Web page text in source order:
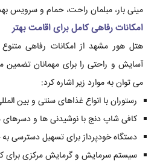
مینی بار، مبلمان راحت، حمام و سرویس
امکانات رفاهی کامل برای اقامت بهتر
هتل هور مشهد از امکانات رفاهی
آسایش و راحتی را برای مهمانان تضمین
می توان به موارد زیر اشاره کرد:
رستوران با انواع غذاهای سنتی و بین
کافی شاپ دنج با نوشیدنی ها و دسرهای
دستگاه خودپرداز برای تسهیل دسترسی
سیستم سرمایش و گرمایش مرکزی برای